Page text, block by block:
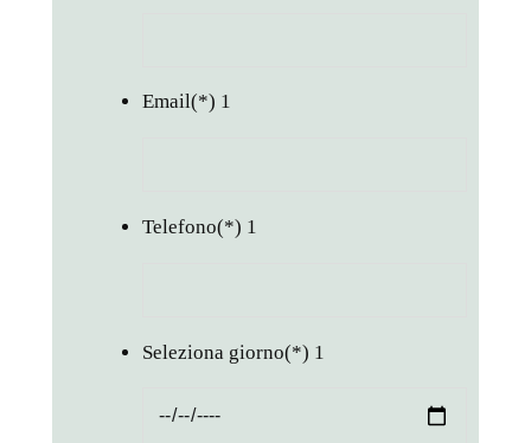
Email(*) 1
Telefono(*) 1
Seleziona giorno(*) 1